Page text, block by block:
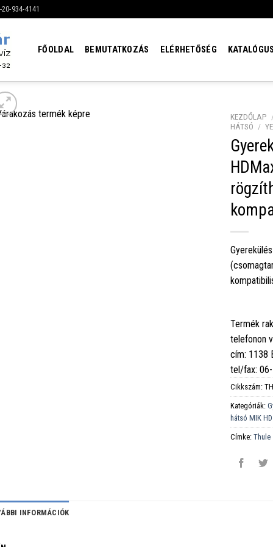
934-4141
FŐOLDAL BEMUTATKOZÁS ELÉRHETŐSÉG KATALÓGUS
KEZDŐLAP
HÁTSÓ /
Termék
telefonon
cím: 1138
tel/fax:
Cikkszám:
Kategóriák:
hátsó MIK HD
Címke:Thule
INFORMÁCIÓK